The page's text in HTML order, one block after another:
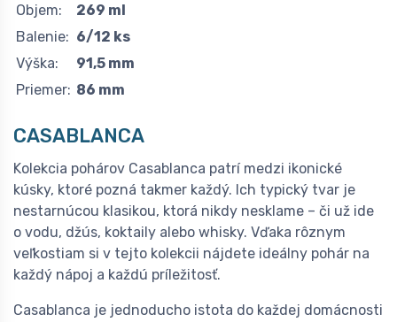
Objem:
269 ml
Balenie: 6/12 ks
Výška:
91,5 mm
Priemer: 86 mm
CASABLANCA
Kolekcia pohárov Casablanca patrí medzi ikonické
kúsky, ktoré pozná takmer každý. Ich typický tvar je
nestarnúcou klasikou, ktorá nikdy nesklame – či už ide
o vodu, džús, koktaily alebo whisky. Vďaka rôznym
veľkostiam si v tejto kolekcii nájdete ideálny pohár na
každý nápoj a každú príležitosť.
Casablanca je jednoducho istota do každej domácnosti